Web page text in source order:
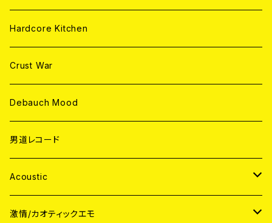
Hardcore Kitchen
Crust War
Debauch Mood
男道レコード
Acoustic
JAPAN
激情/カオティックエモ